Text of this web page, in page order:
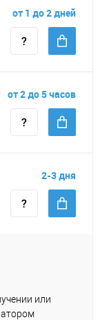
от 1 до 2 дней
от 2 до 5 часов
2-3 дня
или